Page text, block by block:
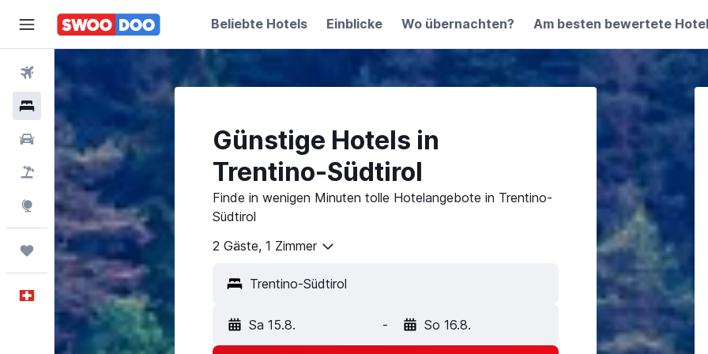
Beliebte Hotels Einblicke Wo übernachten? Am besten bewertete
Mietwagen
Pauschalreisen
FERIEN
Explore
Trips
Deutsch
Günstige Hotels in
Trentino-Südtirol
Finde in wenigen Minuten tolle Hotelangebote in Trentino-
Südtirol
2 Gäste, 1 Zimmer
Sa 15.8. - So 16.8.